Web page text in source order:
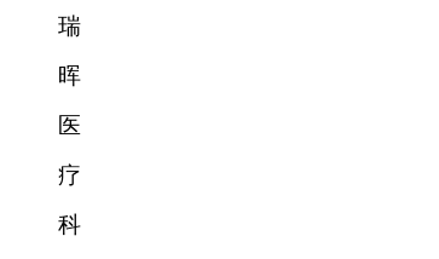
瑞
晖
医
疗
科